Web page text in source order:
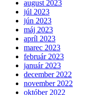
august 2023
júl 2023
jún 2023
máj 2023
apríl 2023
marec 2023
február 2023
január 2023
december 2022
november 2022
október 2022